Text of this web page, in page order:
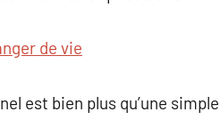
de vie
est bien plus qu’une